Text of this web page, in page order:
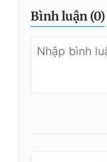
Bình luận (0)